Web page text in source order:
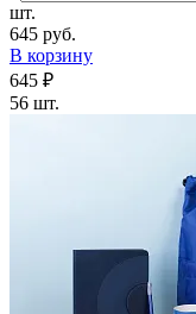
шт.
645 руб.
В корзину
645 ₽
56 шт.